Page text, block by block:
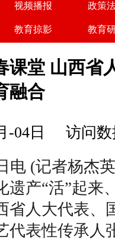
视频播报 政策
教育掠影 教育
课堂 山西省
融合
-04日 访问数
(记者杨杰英
遗产“活”起来
省人大代表、
代表性传承人